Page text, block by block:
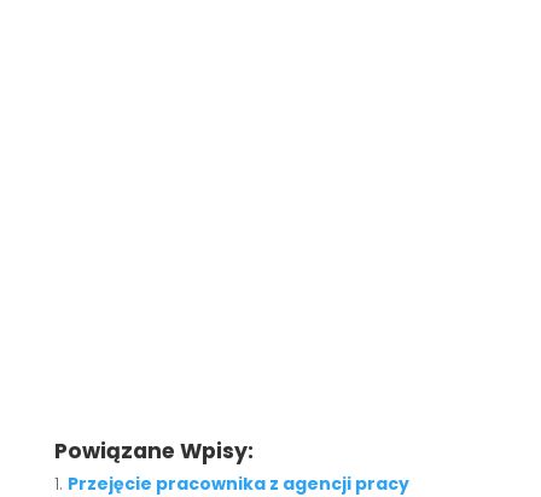
Powiązane Wpisy:
Przejęcie pracownika z agencji pracy